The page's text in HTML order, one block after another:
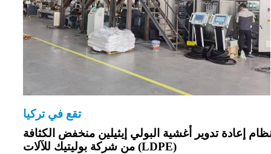
تقع في تركيا
إعادة تدوير أغشية البولي إيثيلين منخفض الكثافة
(LDPE) من شركة بوليتيك للآلات